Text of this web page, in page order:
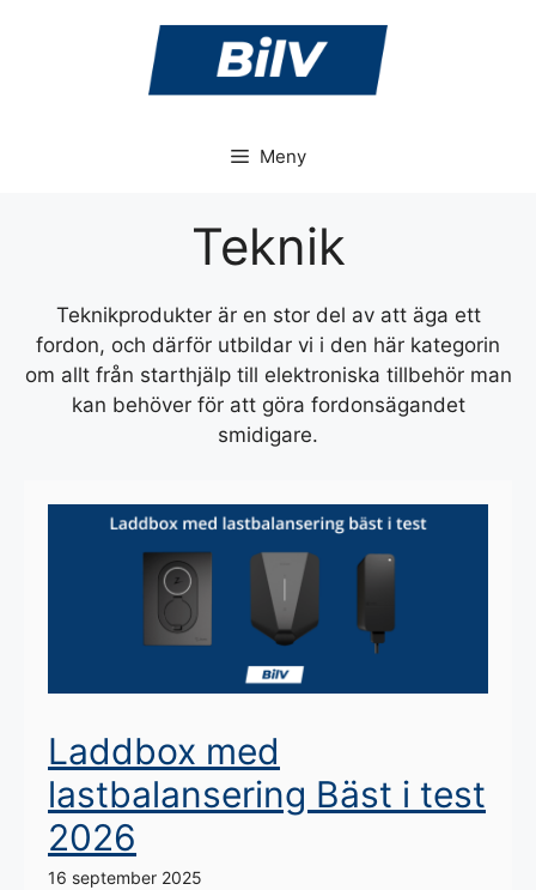
Meny
Teknik
Teknikprodukter är en stor del av att äga ett
fordon, och därför utbildar vi i den här kategorin
om allt från starthjälp till elektroniska tillbehör man
kan behöver för att göra fordonsägandet
smidigare.
Laddbox med
lastbalansering Bäst i test
2026
16 september 2025